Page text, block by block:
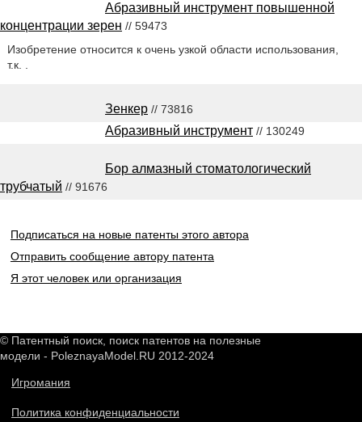
Абразивный инструмент повышенной
концентрации зерен // 59473
Изобретение относится к очень узкой области использования,
т.к. .
Зенкер // 73816
Абразивный инструмент // 130249
Бор алмазный стоматологический
трубчатый // 91676
Подписаться на новые патенты этого автора
Отправить сообщение автору патента
Я этот человек или организация
© Патентный поиск, поиск патентов на полезные
модели - PoleznayaModel.RU 2012-2024
Игромания
Политика конфиденциальности